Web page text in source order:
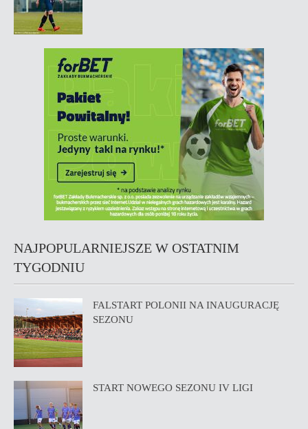
NAJPOPULARNIEJSZE W OSTATNIM
TYGODNIU
FALSTART POLONII NA INAUGURACJĘ
SEZONU
START NOWEGO SEZONU IV LIGI